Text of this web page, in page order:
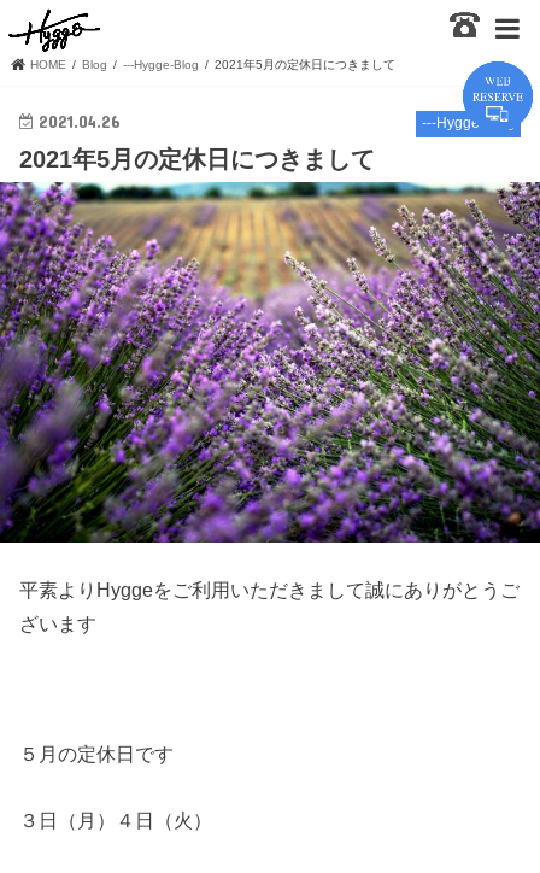
HOME Blog ---Hygge-Blog 2021年5月の定休日につきまして
---Hygge-Blog
2021.04.26
2021年5月の定休日につきまして
平素よりHyggeをご利用いただきまして誠にありがとうご
ざいます
５月の定休日です
３日（月）４日（火）